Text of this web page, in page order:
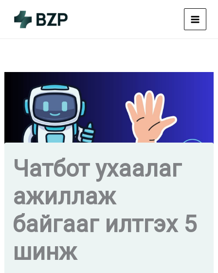
Чатбот ухаалаг
ажиллаж
байгааг илтгэх 5
шинж